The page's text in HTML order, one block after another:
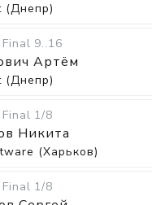
(Днепр)
9..16
Артём
(Днепр)
1/8
Никита
(Харьков)
1/8